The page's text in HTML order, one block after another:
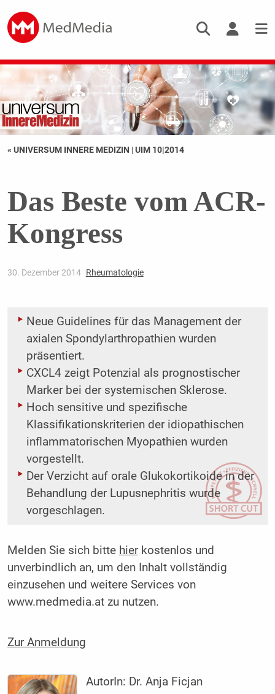
« UNIVERSUM INNERE MEDIZIN |UIM 10|2014
Das Beste vom ACR-
Kongress
30. Dezember 2014 Rheumatologie
Neue Guidelines für das Management der
axialen Spondylarthropathien wurden
präsentiert.
CXCL4 zeigt Potenzial als prognostischer
Marker bei der systemischen Sklerose.
Hoch sensitive und spezifische
Klassifikationskriterien der idiopathischen
inflammatorischen Myopathien wurden
vorgestellt.
Der Verzicht auf orale Glukokortikoide in der
Behandlung der Lupusnephritis wurde
vorgeschlagen.
Melden Sie sich bitte hierkostenlos und
unverbindlich an, um den Inhalt vollständig
einzusehen und weitere Services von
www.medmedia.at zu nutzen.
Zur Anmeldung
AutorIn: Dr. Anja Ficjan